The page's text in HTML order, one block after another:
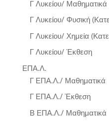
Γ Λυκείου/
Γ Λυκείου/ Φυσική
Γ Λυκείου/ Χημεία
Γ Λυκείου/ Έκθεση
ΕΠΑ.Λ.
Γ ΕΠΑ.Λ./ Μαθηματικά
Γ ΕΠΑ.Λ./ Έκθεση
Β ΕΠΑ.Λ./ Μαθηματικά